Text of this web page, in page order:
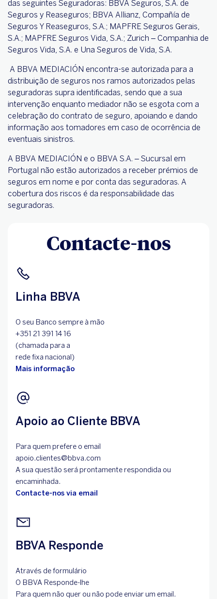
das seguintes Seguradoras: BBVA Seguros, S.A. de
Seguros y Reaseguros; BBVA Allianz, Compañía de
Seguros Y Reaseguros, S.A.; MAPFRE Seguros Gerais,
S.A.; MAPFRE Seguros Vida, S.A.; Zurich – Companhia de
Seguros Vida, S.A. e Una Seguros de Vida, S.A.
A BBVA MEDIACIÓN encontra-se autorizada para a
distribuição de seguros nos ramos autorizados pelas
seguradoras supra identificadas, sendo que a sua
intervenção enquanto mediador não se esgota com a
celebração do contrato de seguro, apoiando e dando
informação aos tomadores em caso de ocorrência de
eventuais sinistros.
A BBVA MEDIACIÓN e o BBVA S.A. – Sucursal em
Portugal não estão autorizados a receber prémios de
seguros em nome e por conta das seguradoras. A
cobertura dos riscos é da responsabilidade das
seguradoras.
Contacte-nos
Linha BBVA
O seu Banco sempre à mão
+351 21 391 14 16
(chamada para a
rede fixa nacional)
Mais informação
Apoio ao Cliente BBVA
Para quem prefere o email
apoio.clientes@bbva.com
A sua questão será prontamente respondida ou
encaminhada.
Contacte-nos via email
BBVA Responde
Através de formulário
O BBVA Responde-lhe
Para quem não quer ou não pode enviar um email.